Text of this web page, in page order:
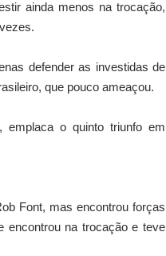
ainda menos na trocação,
defender as investidas de
que pouco ameaçou.
emplaca o quinto triunfo em
Font, mas encontrou forças
encontrou na trocação e teve